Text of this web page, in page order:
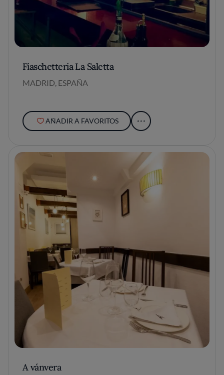
Fiaschetteria La Saletta
MADRID, ESPAÑA
AÑADIR A FAVORITOS
A vánvera